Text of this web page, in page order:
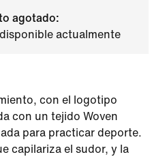
agotado:
actualmente
con el logotipo
con un tejido Woven
para practicar deporte.
capilariza el sudor, y la